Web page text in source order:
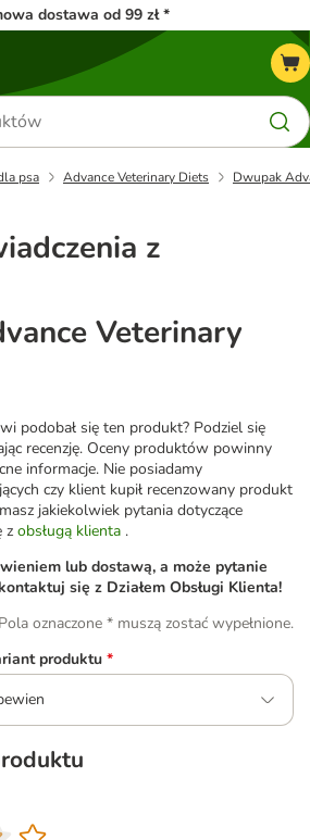
dostawa od 99 zł *
psa Advance Veterinary Diets Dwupak
z
Veterinary
podobał się ten produkt? Podziel się
recenzję. Oceny produktów powinny
informacje. Nie posiadamy
czy klient kupił recenzowany produkt
jakiekolwiek pytania dotyczące
z obsługą klienta .
lub dostawą, a może pytanie
się z Działem Obsługi Klienta!
Pola oznaczone * muszą zostać wypełnione.
produktu *